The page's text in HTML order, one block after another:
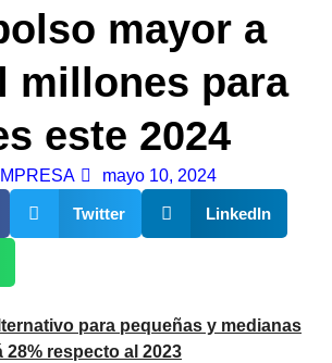
mayor a
millones para
este 2024
mayo 10, 2024
Twitter LinkedIn
para pequeñas y medianas
respecto al 2023